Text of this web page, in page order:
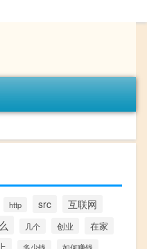
http src 互联网
几个 创业 在家